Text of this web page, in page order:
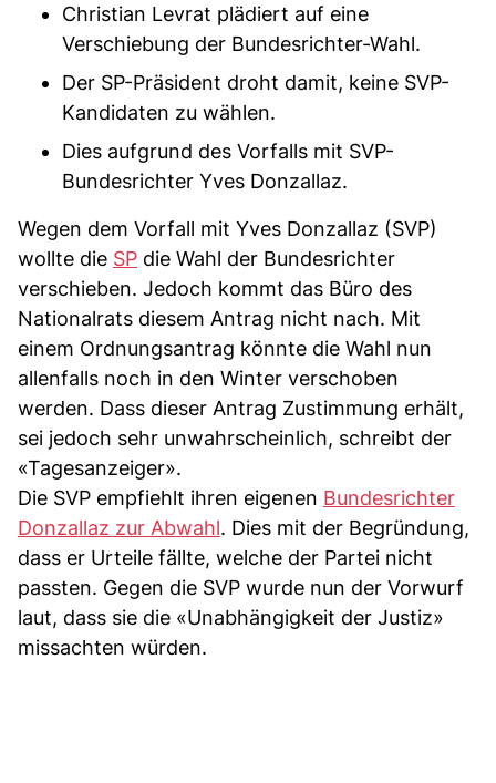
Christian Levrat plädiert auf eine
Verschiebung der Bundesrichter-Wahl.
Der SP-Präsident droht damit, keine SVP-
Kandidaten zu wählen.
Dies aufgrund des Vorfalls mit SVP-
Bundesrichter Yves Donzallaz.
Wegen dem Vorfall mit Yves Donzallaz (SVP)
wollte die SP die Wahl der Bundesrichter
verschieben. Jedoch kommt das Büro des
Nationalrats diesem Antrag nicht nach. Mit
einem Ordnungsantrag könnte die Wahl nun
allenfalls noch in den Winter verschoben
werden. Dass dieser Antrag Zustimmung erhält,
sei jedoch sehr unwahrscheinlich, schreibt der
«Tagesanzeiger».
Die SVP empfiehlt ihren eigenen Bundesrichter
Donzallaz zur Abwahl. Dies mit der Begründung,
dass er Urteile fällte, welche der Partei nicht
passten. Gegen die SVP wurde nun der Vorwurf
laut, dass sie die «Unabhängigkeit der Justiz»
missachten würden.